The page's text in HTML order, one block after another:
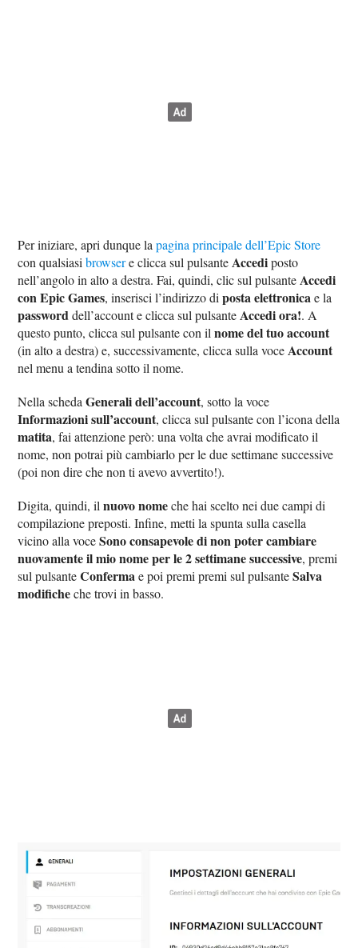
Per iniziare, apri dunque lapagina principale dell’Epic Store
con qualsiasibrowsere clicca sul pulsante Accediposto
nell’angolo in alto a destra. Fai, quindi, clic sul pulsante Accedi
con Epic Games, inserisci l’indirizzo diposta elettronicae la
passworddell’account e clicca sul pulsante Accedi ora!. A
questo punto, clicca sul pulsante con ilnome del tuo account
(in alto a destra) e, successivamente, clicca sulla voce Account
nel menu a tendina sotto il nome.
Nella schedaGenerali dell’account, sotto la voce
Informazioni sull’account, clicca sul pulsante con l’icona della
matita, fai attenzione però: una volta che avrai modificato il
nome, non potrai più cambiarlo per le due settimane successive
(poi non dire che non ti avevo avvertito!).
Digita, quindi, ilnuovo nomeche hai scelto nei due campi di
compilazione preposti. Infine, metti la spunta sulla casella
vicino alla voceSono consapevole di non poter cambiare
nuovamente il mio nome per le 2 settimane successive, premi
sul pulsanteConfermae poi premi premi sul pulsanteSalva
modificheche trovi in basso.